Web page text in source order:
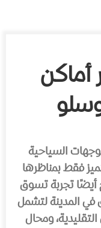
السياحية
فقط بمناظرها
أيضًا تجربة تسوق
في المدينة لتشمل
التقليدية، ومحال